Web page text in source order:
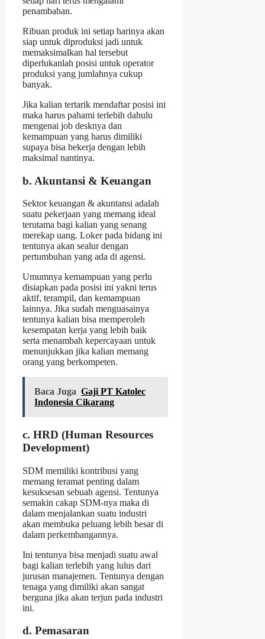
penambahan.
Ribuan produk ini setiap harinya akan
siap untuk diproduksi jadi untuk
memaksimalkan hal tersebut
diperlukanlah posisi untuk operator
produksi yang jumlahnya cukup
banyak.
Jika kalian tertarik mendaftar posisi ini
maka harus pahami terlebih dahulu
mengenai job desknya dan
kemampuan yang harus dimiliki
supaya bisa bekerja dengan lebih
maksimal nantinya.
b. Akuntansi & Keuangan
Sektor keuangan & akuntansi adalah
suatu pekerjaan yang memang ideal
terutama bagi kalian yang senang
merekap uang. Loker pada bidang ini
tentunya akan sealur dengan
pertumbuhan yang ada di agensi.
Umumnya kemampuan yang perlu
disiapkan pada posisi ini yakni terus
aktif, terampil, dan kemampuan
lainnya. Jika sudah menguasainya
tentunya kalian bisa memperoleh
kesempatan kerja yang lebih baik
serta menambah kepercayaan untuk
menunjukkan jika kalian memang
orang yang berkompeten.
Baca Juga Gaji PT Katolec
Indonesia Cikarang
c. HRD (Human Resources
Development)
SDM memiliki kontribusi yang
memang teramat penting dalam
kesuksesan sebuah agensi. Tentunya
semakin cakap SDM-nya maka di
dalam menjalankan suatu industri
akan membuka peluang lebih besar di
dalam perkembangannya.
Ini tentunya bisa menjadi suatu awal
bagi kalian terlebih yang lulus dari
jurusan manajemen. Tentunya dengan
tenaga yang dimiliki akan sangat
berguna jika akan terjun pada industri
ini.
d. Pemasaran